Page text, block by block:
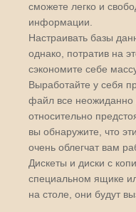
сможете легко и
информации.
Настраивать базы
однако, потратив на
сэкономите себе
Выработайте у себя
файл все
относительно
вы обнаружите, что
очень облегчат вам
Дискеты и диски с
специальном ящике
на столе, они будут